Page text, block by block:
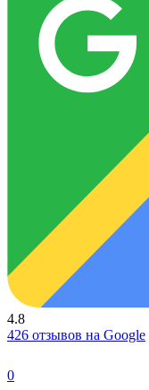
4.8
426 отзывов на Google
0